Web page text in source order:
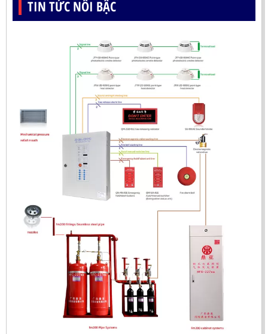
ĐẦU BÁO LỬA UV-IR CHỐNG NỔ-UX150 KOREA
Mã sản phẩm: UX150
ĐẦU BÁO LỬA CHỐNG NỔ CHỐNG NƯỚC UV/IR- UX300
TIN TỨC NỔI BẬC